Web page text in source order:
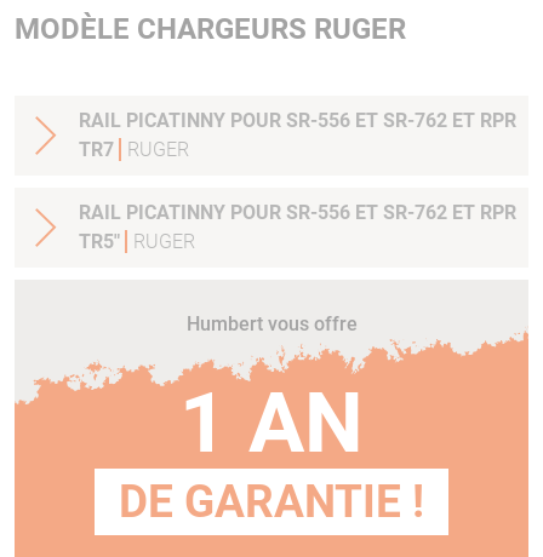
MODÈLE CHARGEURS RUGER
RAIL PICATINNY POUR SR-556 ET SR-762 ET RPR
TR7
RUGER
RAIL PICATINNY POUR SR-556 ET SR-762 ET RPR
TR5"
RUGER
Humbert vous offre
1 AN
DE GARANTIE !